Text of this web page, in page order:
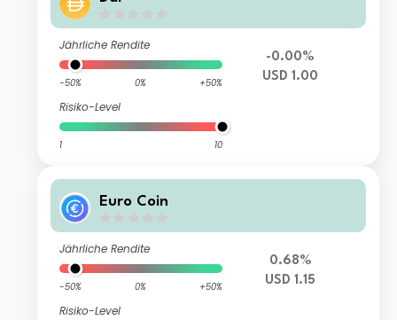
Jährliche Rendite
-50% 0% +50%
Risiko-Level
1 10
-0.00%
USD 1.00
Euro Coin
Jährliche Rendite
-50% 0% +50%
Risiko-Level
0.68%
USD 1.15